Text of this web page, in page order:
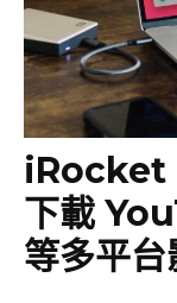
iRocket
下載
等多平